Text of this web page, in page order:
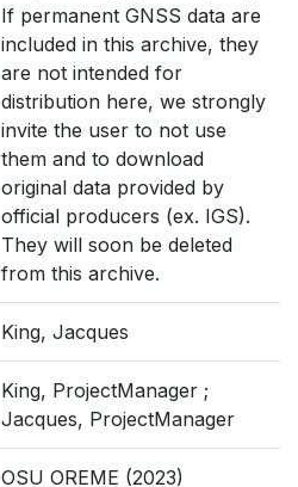
If permanent GNSS data are
included in this archive, they
are not intended for
distribution here, we strongly
invite the user to not use
them and to download
original data provided by
official producers (ex. IGS).
They will soon be deleted
from this archive.
King, Jacques
King, ProjectManager ;
Jacques, ProjectManager
OSU OREME (2023)